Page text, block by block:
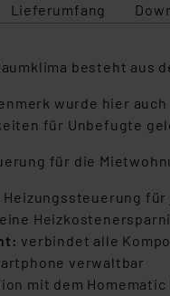
Lieferumfang
besteht aus
wurde hier
für Unbefugte
für die
verbindet alle
verwaltbar
mit dem